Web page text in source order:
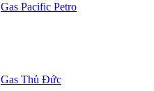
Gas Pacific Petro
Gas Thủ Đức